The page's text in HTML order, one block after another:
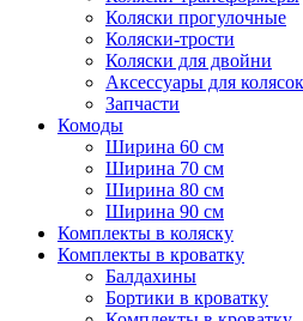
Коляски прогулочные
Коляски-трости
Коляски для двойни
Аксессуары для колясок
Запчасти
Комоды
Ширина 60 см
Ширина 70 см
Ширина 80 см
Ширина 90 см
Комплекты в коляску
Комплекты в кроватку
Балдахины
Бортики в кроватку